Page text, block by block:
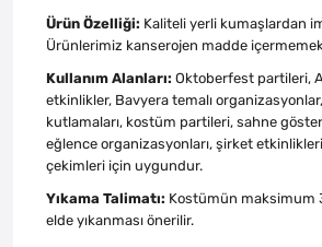
Ürün Özelliği: Kaliteli yerli kumaşlardan
Ürünlerimiz kanserojen madde
Kullanım Alanları: Oktoberfest partileri,
etkinlikler, Bavyera temalı
kutlamaları, kostüm partileri, sahne
eğlence organizasyonları, şirket
çekimleri için uygundur.
Yıkama Talimatı: Kostümün maksimum
elde yıkanması önerilir.